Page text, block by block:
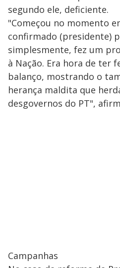
segundo ele, deficiente.
"Começou no momento
confirmado (presidente)
simplesmente, fez um
à Nação. Era hora de ter
balanço, mostrando o
herança maldita que
desgovernos do PT",
Campanhas